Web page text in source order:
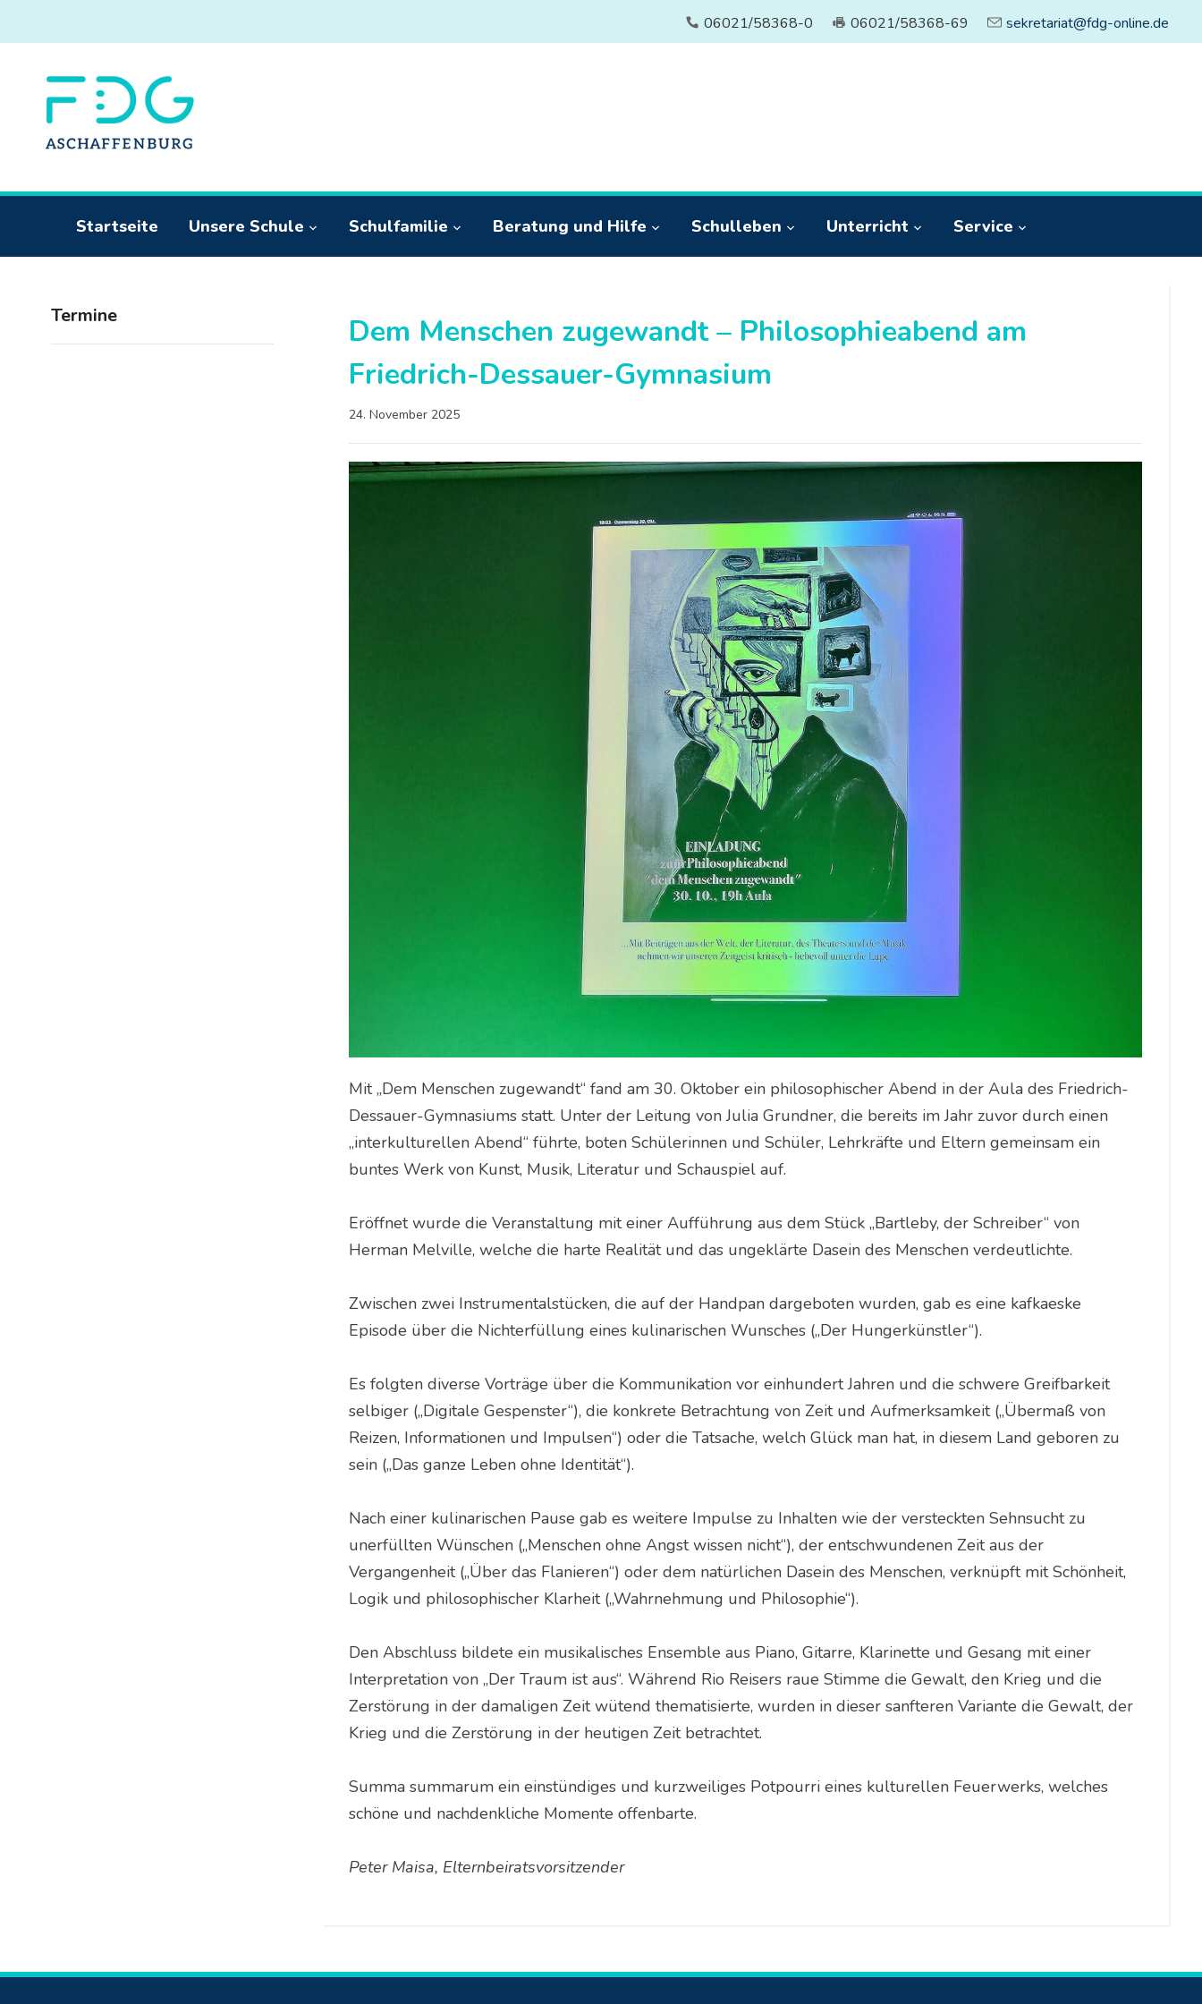
06021/58368-0 06021/58368-69 sekretariat@fdg-online.de
Startseite Unsere Schule Schulfamilie Beratung und Hilfe Schulleben Unterricht Service
Termine
Dem Menschen zugewandt – Philosophieabend am
Friedrich-Dessauer-Gymnasium
24. November 2025
Mit „Dem Menschen zugewandt“ fand am 30. Oktober ein philosophischer Abend in der Aula des Friedrich-
Dessauer-Gymnasiums statt. Unter der Leitung von Julia Grundner, die bereits im Jahr zuvor durch einen
„interkulturellen Abend“ führte, boten Schülerinnen und Schüler, Lehrkräfte und Eltern gemeinsam ein
buntes Werk von Kunst, Musik, Literatur und Schauspiel auf.
Eröffnet wurde die Veranstaltung mit einer Aufführung aus dem Stück „Bartleby, der Schreiber“ von
Herman Melville, welche die harte Realität und das ungeklärte Dasein des Menschen verdeutlichte.
Zwischen zwei Instrumentalstücken, die auf der Handpan dargeboten wurden, gab es eine kafkaeske
Episode über die Nichterfüllung eines kulinarischen Wunsches („Der Hungerkünstler“).
Es folgten diverse Vorträge über die Kommunikation vor einhundert Jahren und die schwere Greifbarkeit
selbiger („Digitale Gespenster“), die konkrete Betrachtung von Zeit und Aufmerksamkeit („Übermaß von
Reizen, Informationen und Impulsen“) oder die Tatsache, welch Glück man hat, in diesem Land geboren zu
sein („Das ganze Leben ohne Identität“).
Nach einer kulinarischen Pause gab es weitere Impulse zu Inhalten wie der versteckten Sehnsucht zu
unerfüllten Wünschen („Menschen ohne Angst wissen nicht“), der entschwundenen Zeit aus der
Vergangenheit („Über das Flanieren“) oder dem natürlichen Dasein des Menschen, verknüpft mit Schönheit,
Logik und philosophischer Klarheit („Wahrnehmung und Philosophie“).
Den Abschluss bildete ein musikalisches Ensemble aus Piano, Gitarre, Klarinette und Gesang mit einer
Interpretation von „Der Traum ist aus“. Während Rio Reisers raue Stimme die Gewalt, den Krieg und die
Zerstörung in der damaligen Zeit wütend thematisierte, wurden in dieser sanfteren Variante die Gewalt, der
Krieg und die Zerstörung in der heutigen Zeit betrachtet.
Summa summarum ein einstündiges und kurzweiliges Potpourri eines kulturellen Feuerwerks, welches
schöne und nachdenkliche Momente offenbarte.
Peter Maisa, Elternbeiratsvorsitzender